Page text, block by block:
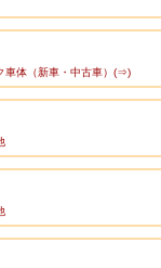
車体（新車・中古車）(⇒)